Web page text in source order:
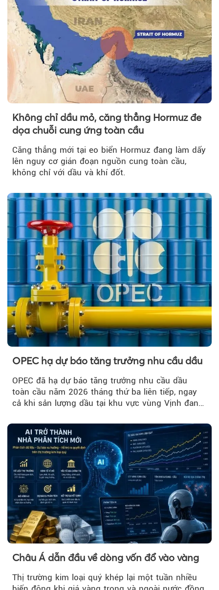
Không chỉ dầu mỏ, căng thẳng Hormuz đe
dọa chuỗi cung ứng toàn cầu
Căng thẳng mới tại eo biển Hormuz đang làm dấy
lên nguy cơ gián đoạn nguồn cung toàn cầu,
không chỉ với dầu và khí đốt.
OPEC hạ dự báo tăng trưởng nhu cầu dầu
OPEC đã hạ dự báo tăng trưởng nhu cầu dầu
toàn cầu năm 2026 tháng thứ ba liên tiếp, ngay
cả khi sản lượng dầu tại khu vực vùng Vịnh đang
Châu Á dẫn đầu về dòng vốn đổ vào vàng
Thị trường kim loại quý khép lại một tuần nhiều